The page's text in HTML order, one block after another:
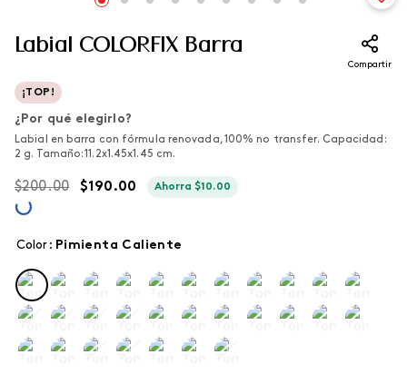
Labial COLORFIX Barra
Compartir
¡TOP!
¿Por qué elegirlo?
Labial en barra con fórmula renovada, 100% no transfer. Capacidad:
2 g. Tamaño: 11.2x1.45x1.45 cm.
$200.00 $190.00 Ahorra$10.00
Color : pimienta caliente